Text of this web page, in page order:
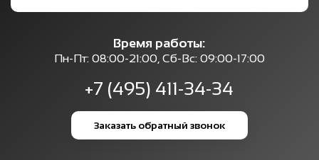
Время работы:
Пн-Пт: 08:00-21:00, Сб-Вс: 09:00-17:00
+7 (495) 411-34-34
Заказать обратный звонок